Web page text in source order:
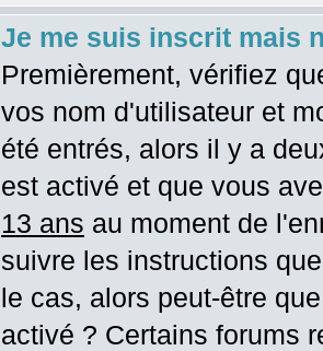
Je me suis inscrit mais
Premièrement, vérifiez
vos nom d'utilisateur et
été entrés, alors il y a
est activé et que vous
13 ans au moment de
suivre les instructions
le cas, alors peut-être
activé ? Certains forums